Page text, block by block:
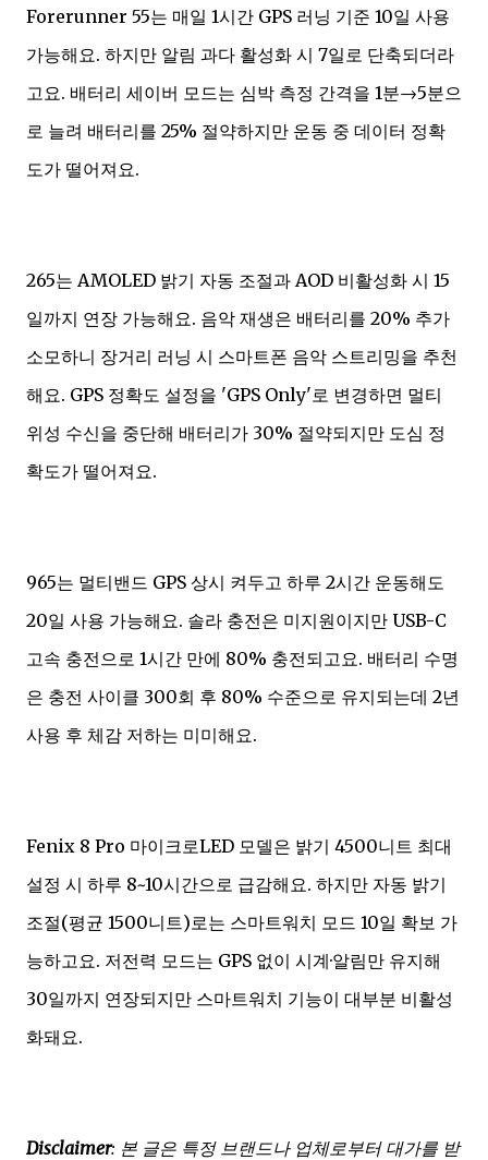
Forerunner 55는 매일 1시간 GPS 러닝 기준 10일 사용
가능해요. 하지만 알림 과다 활성화 시 7일로 단축되더라
고요. 배터리 세이버 모드는 심박 측정 간격을 1분→5분으
로 늘려 배터리를 25% 절약하지만 운동 중 데이터 정확
도가 떨어져요.
265는 AMOLED 밝기 자동 조절과 AOD 비활성화 시 15
일까지 연장 가능해요. 음악 재생은 배터리를 20% 추가
소모하니 장거리 러닝 시 스마트폰 음악 스트리밍을 추천
해요. GPS 정확도 설정을 'GPS Only'로 변경하면 멀티
위성 수신을 중단해 배터리가 30% 절약되지만 도심 정
확도가 떨어져요.
965는 멀티밴드 GPS 상시 켜두고 하루 2시간 운동해도
20일 사용 가능해요. 솔라 충전은 미지원이지만 USB-C
고속 충전으로 1시간 만에 80% 충전되고요. 배터리 수명
은 충전 사이클 300회 후 80% 수준으로 유지되는데 2년
사용 후 체감 저하는 미미해요.
Fenix 8 Pro 마이크로LED 모델은 밝기 4500니트 최대
설정 시 하루 8~10시간으로 급감해요. 하지만 자동 밝기
조절(평균 1500니트)로는 스마트워치 모드 10일 확보 가
능하고요. 저전력 모드는 GPS 없이 시계·알림만 유지해
30일까지 연장되지만 스마트워치 기능이 대부분 비활성
화돼요.
Disclaimer: 본 글은 특정 브랜드나 업체로부터 대가를 받